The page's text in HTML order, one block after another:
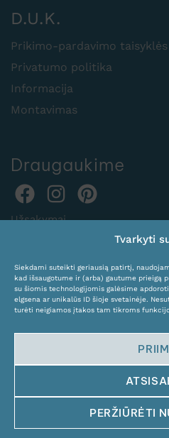
Tvarkyti
Siekdami suteikti geriausią patirtį,
kad išsaugotume ir (arba) gautume prieigą
su šiomis technologijomis galėsime
elgsena ar unikalūs ID šioje svetainėje.
turėti neigiamos įtakos tam tikroms
PERŽIŪRĖTI
D.U.K.
Prikimo-pardavimo taisyklės
Privatumo politika
Informacija
Montavimas
Draugaukime
Užsakymai
expocentras@kame.lt
Tel. +370 611 31131
© Copyright 2024 KAMĖ. All